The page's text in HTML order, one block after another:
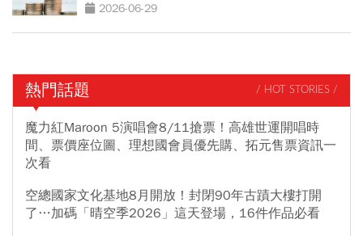
2026-06-29
熱門話題 / HOT STORIES /
魔力紅Maroon 5演唱會8/11搶票！高雄世運開唱時
間、票價座位圖、理想國會員優先購、拓元售票資訊一
次看
空總國家文化基地8月開放！封閉90年古蹟大樓打開
了…加碼「晴空季2026」這天登場，16件作品必看